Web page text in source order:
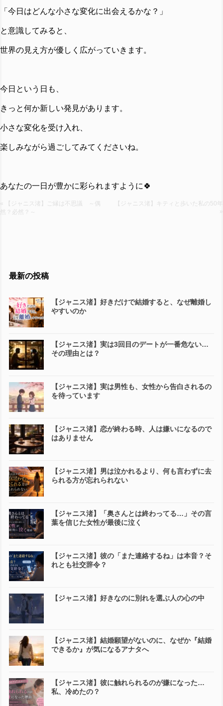
「今日はどんな小さな変化に出会えるかな？」
と意識してみると、
世界の見え方が優しく広がっていきます。
今日という日も、
きっと何か新しい発見があります。
小さな変化を受け入れ、
楽しみながら過ごしてみてくださいね。
あなたの一日が豊かに彩られますように🍀
« 【ジャニス渚】ご縁は不思議 ～偶
然？必然？～
【ジャニス渚】キティと歩いた私の50年
»
最新の投稿
【ジャニス渚】好きだけで結婚すると、なぜ離婚し
やすいのか
【ジャニス渚】実は3回目のデートが一番危ない…
その理由とは？
【ジャニス渚】実は男性も、女性から告白されるの
を待っています
【ジャニス渚】恋が終わる時、人は嫌いになるので
はありません
【ジャニス渚】男は泣かれるより、何も言わずに去
られる方が忘れられない
【ジャニス渚】「奥さんとは終わってる…」その言
葉を信じた女性が最後に泣く
【ジャニス渚】彼の「また連絡するね」は本音？そ
れとも社交辞令？
【ジャニス渚】好きなのに別れを選ぶ人の心の中
【ジャニス渚】結婚願望がないのに、なぜか『結婚
できるか』が気になるアナタへ
【ジャニス渚】彼に触れられるのが嫌になった…
私、冷めたの？